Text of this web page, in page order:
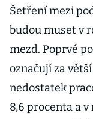
Šetření mezi
budou muset v
mezd. Poprvé
označují za
nedostatek
8,6 procenta a v